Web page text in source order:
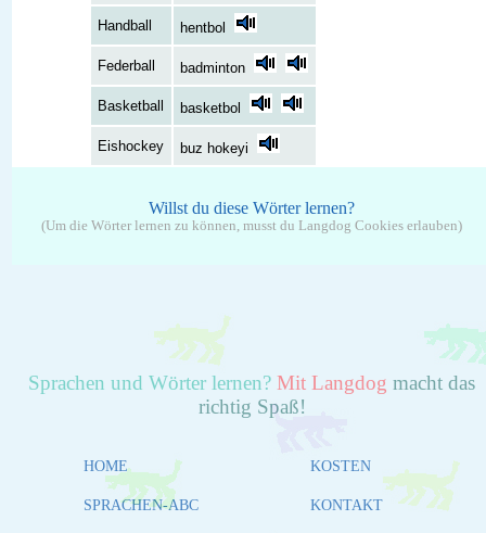
Handball hentbol
Federball badminton
Basketball basketbol
Eishockey buz hokeyi
Willst du diese Wörter lernen?
(Um die Wörter lernen zu können, musst du Langdog Cookies erlauben)
Sprachen und Wörter lernen? Mit Langdog macht das
richtig Spaß!
HOME
SPRACHEN-ABC
KOSTEN
KONTAKT